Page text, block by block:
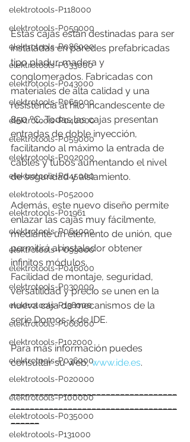
elektrotools-P118000
elektrotools-P059000
elektrotools-P086000
elektrotools-P033000
elektrotools-P043000
elektrotools-P065000
elektrotools-P040000
elektrotools-P059000
elektrotools-P002000
elektrotools-P045000
elektrotools-P052000
elektrotools-P01961
elektrotools-P064000
elektrotools-P099000
elektrotools-P046000
elektrotools-P030000
elektrotools-P138000
elektrotools-P066000
elektrotools-P102000
elektrotools-P036000
elektrotools-P020000
elektrotools-P100000
elektrotools-P035000
elektrotools-P131000
Estas cajas están destinadas para ser
instaladas en paredes prefabricadas
tipo pladur, madera y
conglomerados. Fabricadas con
materiales de alta calidad y una
resistencia al hilo incandescente de
850 ºC. Todas las cajas presentan
entradas de doble inyección,
facilitando al máximo la entrada de
cables y tubos aumentando el nivel
de seguridad y aislamiento.
Además, este nuevo diseño permite
enlazar las cajas muy fácilmente,
mediante un elemento de unión, que
permitirá al instalador obtener
infinitos módulos.
Facilidad de montaje, seguridad,
versatilidad y precio se unen en la
nueva caja de mecanismos de la
serie Domos-k de IDE.
Para más información puedes
consultar su web, www.ide.es.
___________________________________
______